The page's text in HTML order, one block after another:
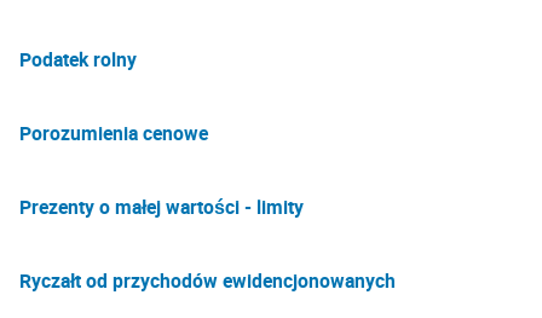
Podatek rolny
Porozumienia cenowe
Prezenty o małej wartości - limity
Ryczałt od przychodów ewidencjonowanych